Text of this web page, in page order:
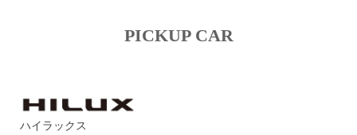
PICKUP CAR
ハイラックス